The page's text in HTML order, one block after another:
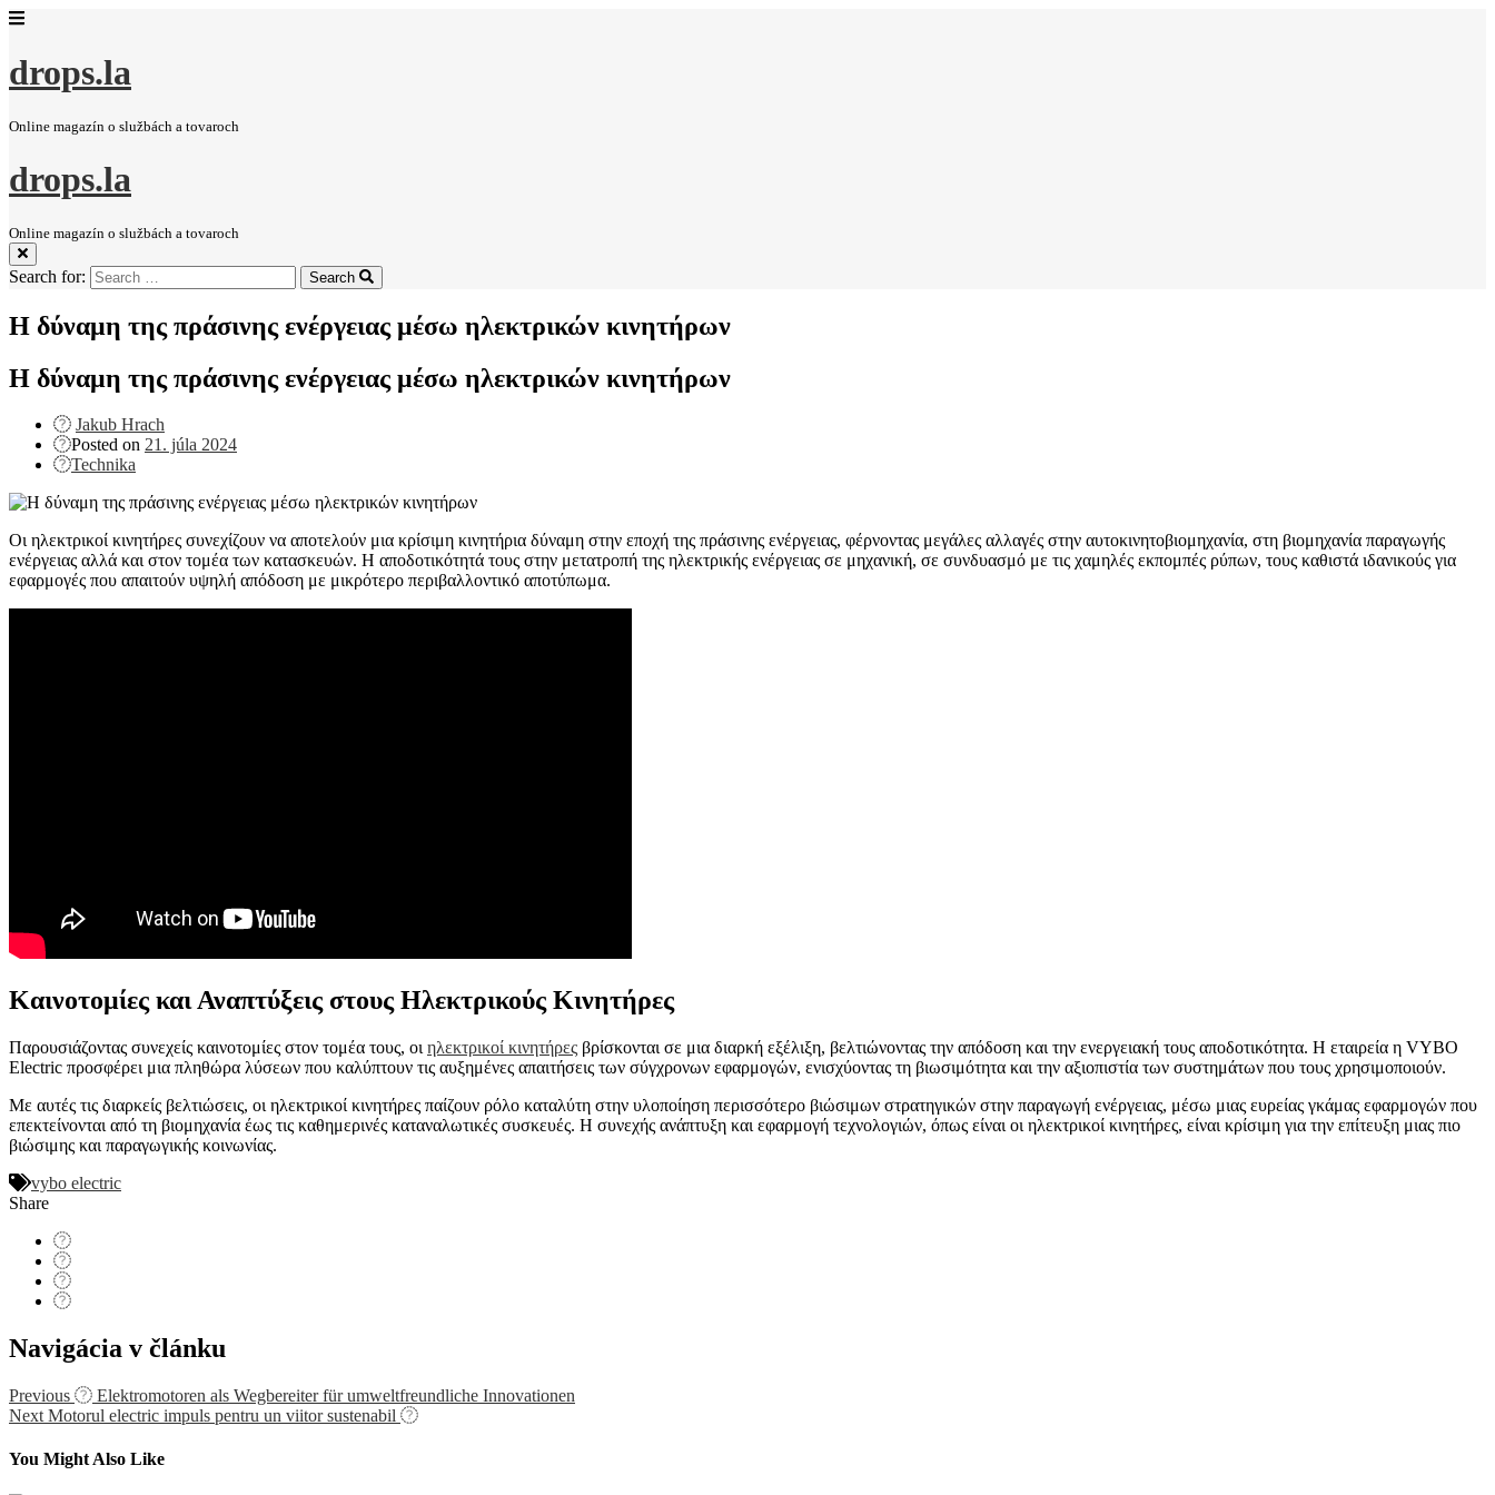
drops.la
Online magazín o službách a tovaroch
drops.la
Online magazín o službách a tovaroch
Search for: Search
Η δύναμη της πράσινης ενέργειας μέσω ηλεκτρικών κινητήρων
Η δύναμη της πράσινης ενέργειας μέσω ηλεκτρικών κινητήρων
Jakub Hrach
Posted on 21. júla 2024
Technika
Οι ηλεκτρικοί κινητήρες συνεχίζουν να αποτελούν μια κρίσιμη κινητήρια δύναμη στην εποχή της πράσινης ενέργειας, φέρνοντας μεγάλες αλλαγές στην αυτοκινητοβιομηχανία, στη βιομηχανία παραγωγής
ενέργειας αλλά και στον τομέα των κατασκευών. Η αποδοτικότητά τους στην μετατροπή της ηλεκτρικής ενέργειας σε μηχανική, σε συνδυασμό με τις χαμηλές εκπομπές ρύπων, τους καθιστά ιδανικούς για
εφαρμογές που απαιτούν υψηλή απόδοση με μικρότερο περιβαλλοντικό αποτύπωμα.
Καινοτομίες και Αναπτύξεις στους Ηλεκτρικούς Κινητήρες
Παρουσιάζοντας συνεχείς καινοτομίες στον τομέα τους, οι ηλεκτρικοί κινητήρες βρίσκονται σε μια διαρκή εξέλιξη, βελτιώνοντας την απόδοση και την ενεργειακή τους αποδοτικότητα. Η εταιρεία η VYBO
Electric προσφέρει μια πληθώρα λύσεων που καλύπτουν τις αυξημένες απαιτήσεις των σύγχρονων εφαρμογών, ενισχύοντας τη βιωσιμότητα και την αξιοπιστία των συστημάτων που τους χρησιμοποιούν.
Με αυτές τις διαρκείς βελτιώσεις, οι ηλεκτρικοί κινητήρες παίζουν ρόλο καταλύτη στην υλοποίηση περισσότερο βιώσιμων στρατηγικών στην παραγωγή ενέργειας, μέσω μιας ευρείας γκάμας εφαρμογών που
επεκτείνονται από τη βιομηχανία έως τις καθημερινές καταναλωτικές συσκευές. Η συνεχής ανάπτυξη και εφαρμογή τεχνολογιών, όπως είναι οι ηλεκτρικοί κινητήρες, είναι κρίσιμη για την επίτευξη μιας πιο
βιώσιμης και παραγωγικής κοινωνίας.
vybo electric
Share
Navigácia v článku
Previous
Elektromotoren als Wegbereiter für umweltfreundliche Innovationen
Next Motorul electric impuls pentru un viitor sustenabil
You Might Also Like